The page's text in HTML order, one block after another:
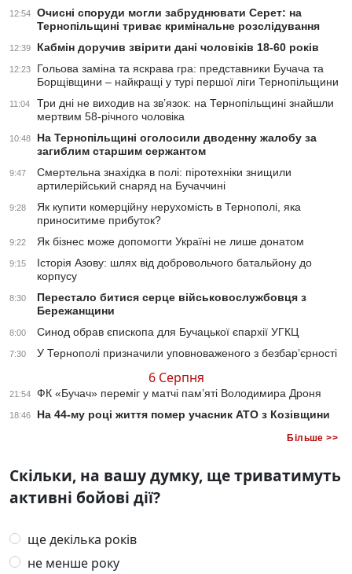
12:54
Очисні споруди могли забруднювати Серет: на
Тернопільщині триває кримінальне розслідування
12:39 Кабмін доручив звірити дані чоловіків 18-60 років
12:23
Гольова заміна та яскрава гра: представники Бучача та
Борщівщини – найкращі у турі першої ліги Тернопільщини
11:04
Три дні не виходив на зв’язок: на Тернопільщині знайшли
мертвим 58-річного чоловіка
10:48
На Тернопільщині оголосили дводенну жалобу за
загиблим старшим сержантом
9:47
Смертельна знахідка в полі: піротехніки знищили
артилерійський снаряд на Бучаччині
9:28
Як купити комерційну нерухомість в Тернополі, яка
приноситиме прибуток?
9:22 Як бізнес може допомогти Україні не лише донатом
9:15
Історія Азову: шлях від добровольчого батальйону до
корпусу
8:30
Перестало битися серце військовослужбовця з
Бережанщини
8:00 Синод обрав єпископа для Бучацької єпархії УГКЦ
7:30 У Тернополі призначили уповноваженого з безбар’єрності
6 Серпня
21:54 ФК «Бучач» переміг у матчі пам’яті Володимира Дроня
18:46 На 44-му році життя помер учасник АТО з Козівщини
Більше >>
Скільки, на вашу думку, ще триватимуть
активні бойові дії?
ще декілька років
не менше року